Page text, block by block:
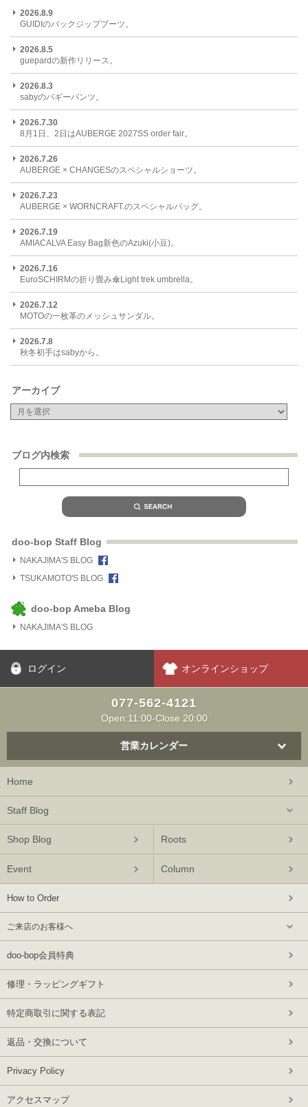
2026.8.9
GUIDIのバックジップブーツ。
2026.8.5
guepardの新作リリース。
2026.8.3
sabyのバギーパンツ。
2026.7.30
8月1日、2日はAUBERGE 2027SS order fair。
2026.7.26
AUBERGE × CHANGESのスペシャルショーツ。
2026.7.23
AUBERGE × WORNCRAFT.のスペシャルバッグ。
2026.7.19
AMIACALVA Easy Bag新色のAzuki(小豆)。
2026.7.16
EuroSCHIRMの折り畳み傘Light trek umbrella。
2026.7.12
MOTOの一枚革のメッシュサンダル。
2026.7.8
秋冬初手はsabyから。
アーカイブ
ブログ内検索
doo-bop Staff Blog
NAKAJIMA'S BLOG
TSUKAMOTO'S BLOG
doo-bop Ameba Blog
NAKAJIMA'S BLOG
ログイン オンラインショップ
077-562-4121
Open:11:00-Close 20:00
営業カレンダー
Home
Staff Blog
Shop Blog Roots
Event Column
How to Order
ご来店のお客様へ
doo-bop会員特典
修理・ラッピングギフト
特定商取引に関する表記
返品・交換について
Privacy Policy
アクセスマップ